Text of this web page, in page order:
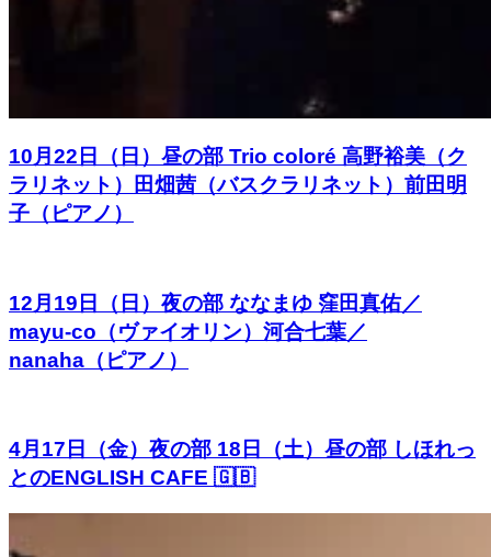
10月22日（日）昼の部 Trio coloré 高野裕美（ク
ラリネット）田畑茜（バスクラリネット）前田明
子（ピアノ）
12月19日（日）夜の部 ななまゆ 窪田真佑／
mayu-co（ヴァイオリン）河合七葉／
nanaha（ピアノ）
4月17日（金）夜の部 18日（土）昼の部 しほれっ
とのENGLISH CAFE 🇬🇧